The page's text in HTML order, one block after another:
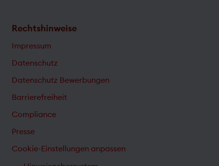
Rechtshinweise
Impressum
Datenschutz
Datenschutz Bewerbungen
Barrierefreiheit
Compliance
Presse
Cookie-Einstellungen anpassen